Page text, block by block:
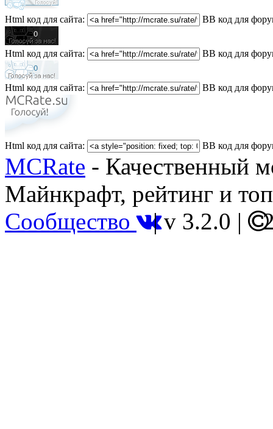
Html код для сайта: BB код для
Html код для сайта: BB код для
Html код для сайта: BB код для
Html код для сайта: BB код для
MCRate - Качественный
Майнкрафт, рейтинг и
Сообщество |v 3.2.0 |